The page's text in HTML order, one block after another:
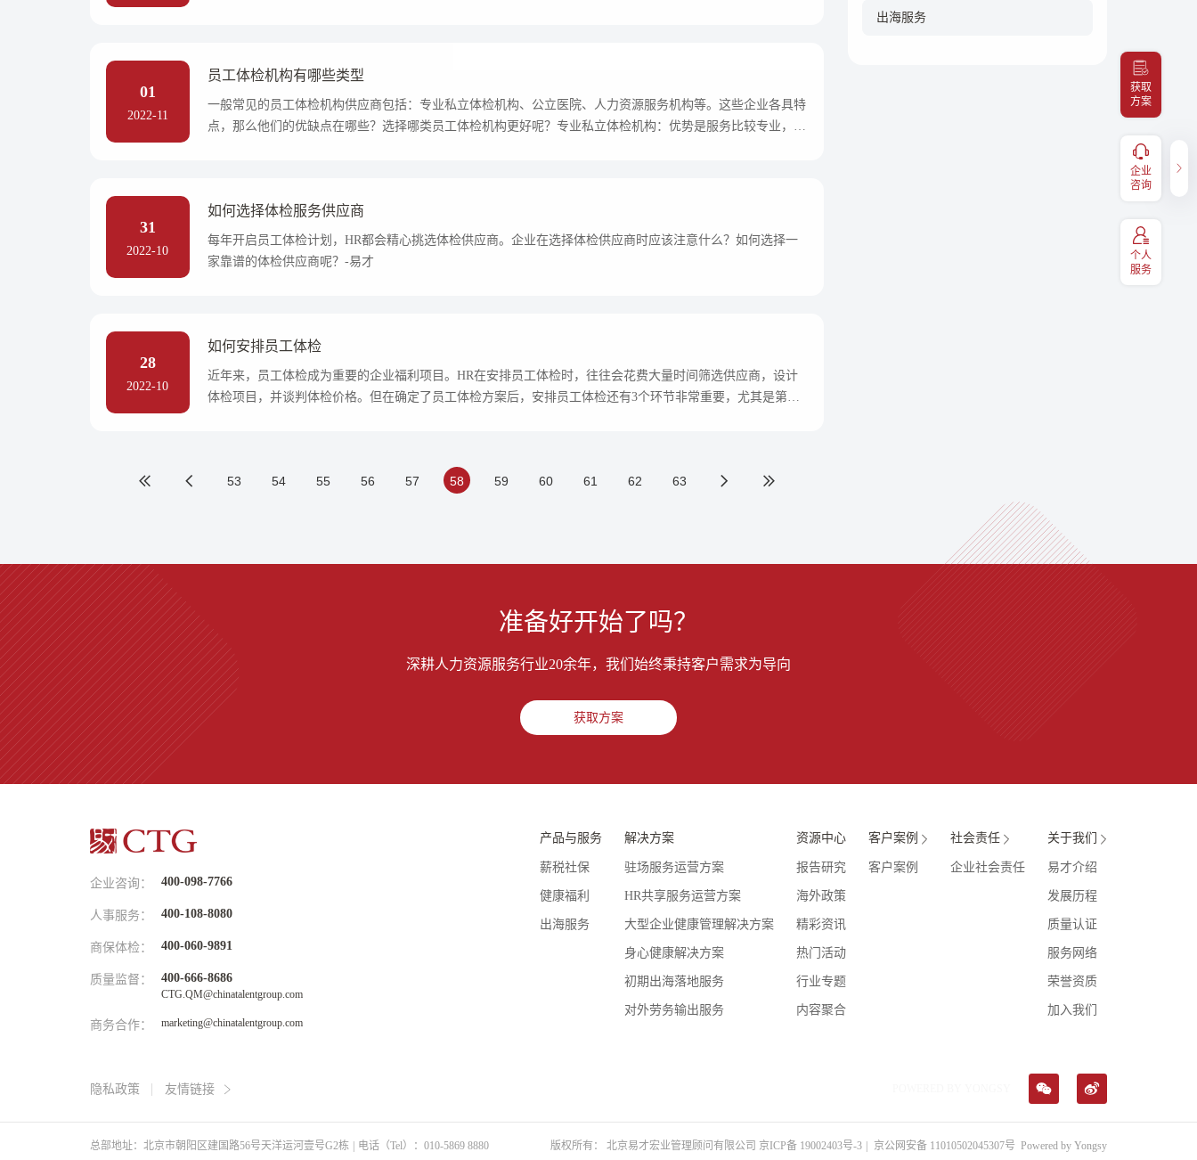
01
2022-11
员工体检机构有哪些类型
一般常见的员工体检机构供应商包括：专业私立体检机构、公立医院、人力资源服务机构等。这些企业各具特
点，那么他们的优缺点在哪些？选择哪类员工体检机构更好呢？专业私立体检机构：优势是服务比较专业，对
31
2022-10
如何选择体检服务供应商
每年开启员工体检计划，HR都会精心挑选体检供应商。企业在选择体检供应商时应该注意什么？如何选择一
家靠谱的体检供应商呢？-易才
28
2022-10
如何安排员工体检
近年来，员工体检成为重要的企业福利项目。HR在安排员工体检时，往往会花费大量时间筛选供应商，设计
体检项目，并谈判体检价格。但在确定了员工体检方案后，安排员工体检还有3个环节非常重要，尤其是第三
53 54 55 56 57 58 59 60 61 62 63
出海服务
准备好开始了吗？
深耕人力资源服务行业20余年，我们始终秉持客户需求为导向
获取方案
企业咨询： 400-098-7766
人事服务： 400-108-8080
商保体检： 400-060-9891
质量监督： 400-666-8686
CTG.QM@chinatalentgroup.com
商务合作： marketing@chinatalentgroup.com
产品与服务
薪税社保
健康福利
出海服务
解决方案
驻场服务运营方案
HR共享服务运营方案
大型企业健康管理解决方案
身心健康解决方案
初期出海落地服务
对外劳务输出服务
资源中心
报告研究
海外政策
精彩资讯
热门活动
行业专题
内容聚合
客户案例
客户案例
社会责任
企业社会责任
关于我们
易才介绍
发展历程
质量认证
服务网络
荣誉资质
加入我们
隐私政策 友情链接
总部地址：北京市朝阳区建国路56号天洋运河壹号G2栋 电话（Tel）：010-5869 8880 版权所有： 北京易才宏业管理顾问有限公司 京ICP备 19002403号-3 京公网安备 11010502045307号 Powered by Yongsy
获取
方案
企业
咨询
个人
服务